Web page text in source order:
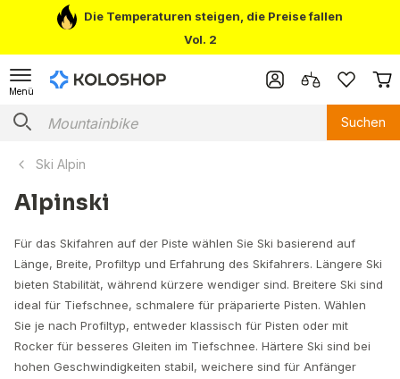
Die Temperaturen steigen, die Preise fallen
Vol. 2
Menü
Suchen
Ski Alpin
Alpinski
Für das Skifahren auf der Piste wählen Sie Ski basierend auf
Länge, Breite, Profiltyp und Erfahrung des Skifahrers. Längere Ski
bieten Stabilität, während kürzere wendiger sind. Breitere Ski sind
ideal für Tiefschnee, schmalere für präparierte Pisten. Wählen
Sie je nach Profiltyp, entweder klassisch für Pisten oder mit
Rocker für besseres Gleiten im Tiefschnee. Härtere Ski sind bei
hohen Geschwindigkeiten stabil, weichere sind für Anfänger